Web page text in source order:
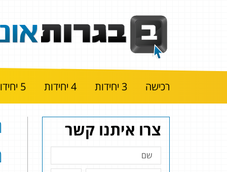
רכישה 3 יחידות 4 יחידות 5 יחידות
צרו איתנו קשר